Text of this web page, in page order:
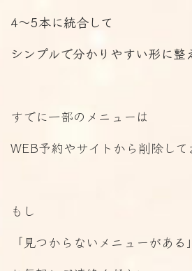
4〜5本に統合して
シンプルで分かりやすい形に整
すでに一部のメニューは
WEB予約やサイトから削除して
もし
「見つからないメニューがあ